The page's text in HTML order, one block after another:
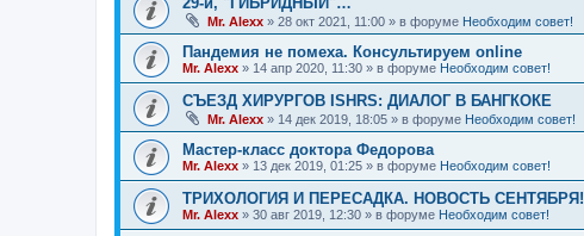
Mr. Alexx » 28 окт 2021, 11:00 » в форуме Необходим совет!
Пандемия не помеха. Консультируем online
Mr. Alexx » 14 апр 2020, 11:30 » в форуме Необходим совет!
СЪЕЗД ХИРУРГОВ ISHRS: ДИАЛОГ В БАНГКОКЕ
Mr. Alexx » 14 дек 2019, 18:05 » в форуме Необходим совет!
Мастер-класс доктора Федорова
Mr. Alexx » 13 дек 2019, 01:25 » в форуме Необходим совет!
ТРИХОЛОГИЯ И ПЕРЕСАДКА. НОВОСТЬ СЕНТЯБРЯ!
Mr. Alexx » 30 авг 2019, 12:30 » в форуме Необходим совет!